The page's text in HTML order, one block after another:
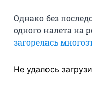
Однако без
одного налета на
загорелась
Не удалось